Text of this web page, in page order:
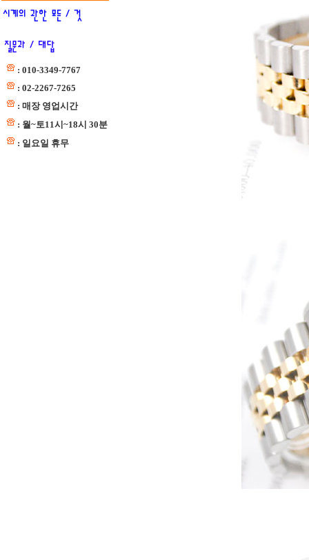
: 010-3349-7767
: 02-2267-7265
: 매장 영업시간
: 월~토11시~18시 30분
: 일요일 휴무